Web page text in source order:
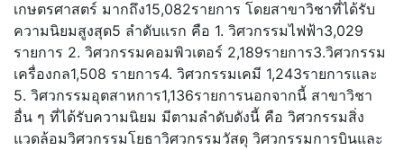
เกษตรศาสตร์ มากถึง15,082รายการ โดยสาขาวิชาที่ได้รับ
ความนิยมสูงสุด5 ลำดับแรก คือ 1. วิศวกรรมไฟฟ้า3,029
รายการ 2. วิศวกรรมคอมพิวเตอร์ 2,189รายการ3.วิศวกรรม
เครื่องกล1,508 รายการ4. วิศวกรรมเคมี 1,243รายการและ
5. วิศวกรรมอุตสาหการ1,136รายการนอกจากนี้ สาขาวิชา
อื่น ๆ ที่ได้รับความนิยม มีตามลำดับดังนี้ คือ วิศวกรรมสิ่ง
แวดล้อมวิศวกรรมโยธาวิศวกรรมวัสดุ วิศวกรรมการบินและ